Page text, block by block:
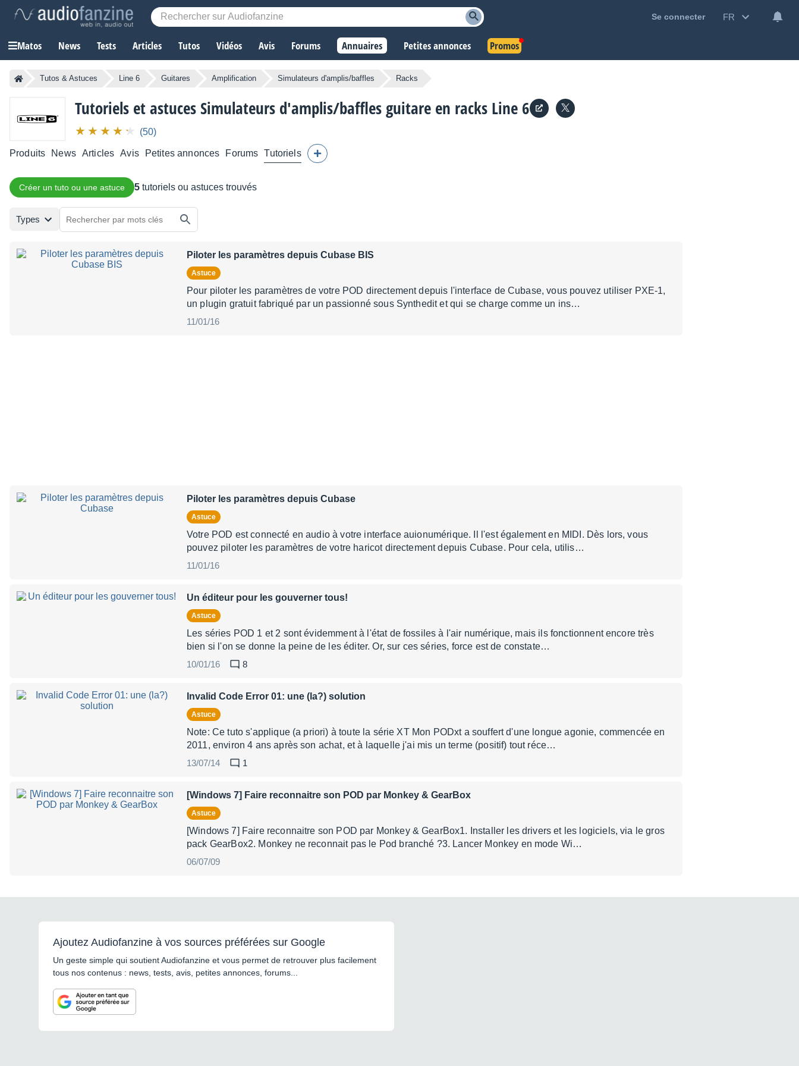
Se connecter FR
Matos News Tests Articles Tutos Vidéos Avis Forums Annuaires Petites annonces Promos
Tutos & Astuces Line 6 Guitares Amplification Simulateurs d'amplis/baffles Racks
Tutoriels et astuces Simulateurs d'amplis/baffles guitare en racks Line 6
(50)
Produits News Articles Avis Petites annonces Forums Tutoriels
Créer un tuto ou une astuce 5 tutoriels ou astuces trouvés
Types
Piloter les paramètres depuis Cubase BIS
Astuce
Pour piloter les paramètres de votre POD directement depuis l'interface de Cubase, vous pouvez utiliser PXE-1,
un plugin gratuit fabriqué par un passionné sous Synthedit et qui se charge comme un ins…
11/01/16
Piloter les paramètres depuis Cubase
Astuce
Votre POD est connecté en audio à votre interface auionumérique. Il l'est également en MIDI. Dès lors, vous
pouvez piloter les paramètres de votre haricot directement depuis Cubase. Pour cela, utilis…
11/01/16
Un éditeur pour les gouverner tous!
Astuce
Les séries POD 1 et 2 sont évidemment à l'état de fossiles à l'air numérique, mais ils fonctionnent encore très
bien si l'on se donne la peine de les éditer. Or, sur ces séries, force est de constate…
10/01/16
8
Invalid Code Error 01: une (la?) solution
Astuce
Note: Ce tuto s'applique (a priori) à toute la série XT Mon PODxt a souffert d'une longue agonie, commencée en
2011, environ 4 ans après son achat, et à laquelle j'ai mis un terme (positif) tout réce…
13/07/14
1
[Windows 7] Faire reconnaitre son POD par Monkey & GearBox
Astuce
[Windows 7] Faire reconnaitre son POD par Monkey & GearBox1. Installer les drivers et les logiciels, via le gros
pack GearBox2. Monkey ne reconnait pas le Pod branché ?3. Lancer Monkey en mode Wi…
06/07/09
Ajoutez Audiofanzine à vos sources préférées sur Google
Un geste simple qui soutient Audiofanzine et vous permet de retrouver plus facilement
tous nos contenus : news, tests, avis, petites annonces, forums...